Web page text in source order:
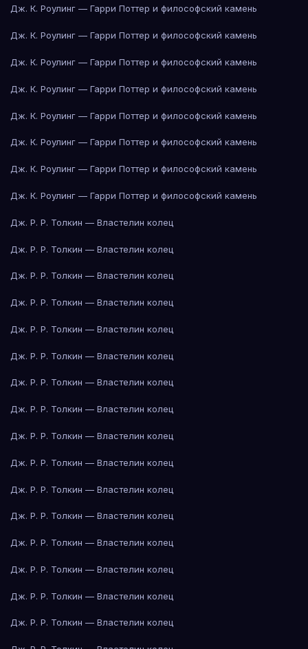
Дж. К. Роулинг — Гарри Поттер и философский камень
Дж. К. Роулинг — Гарри Поттер и философский камень
Дж. К. Роулинг — Гарри Поттер и философский камень
Дж. К. Роулинг — Гарри Поттер и философский камень
Дж. К. Роулинг — Гарри Поттер и философский камень
Дж. К. Роулинг — Гарри Поттер и философский камень
Дж. К. Роулинг — Гарри Поттер и философский камень
Дж. К. Роулинг — Гарри Поттер и философский камень
Дж. Р. Р. Толкин — Властелин колец
Дж. Р. Р. Толкин — Властелин колец
Дж. Р. Р. Толкин — Властелин колец
Дж. Р. Р. Толкин — Властелин колец
Дж. Р. Р. Толкин — Властелин колец
Дж. Р. Р. Толкин — Властелин колец
Дж. Р. Р. Толкин — Властелин колец
Дж. Р. Р. Толкин — Властелин колец
Дж. Р. Р. Толкин — Властелин колец
Дж. Р. Р. Толкин — Властелин колец
Дж. Р. Р. Толкин — Властелин колец
Дж. Р. Р. Толкин — Властелин колец
Дж. Р. Р. Толкин — Властелин колец
Дж. Р. Р. Толкин — Властелин колец
Дж. Р. Р. Толкин — Властелин колец
Дж. Р. Р. Толкин — Властелин колец